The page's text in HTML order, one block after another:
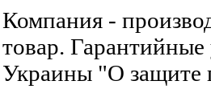
Компания -
товар. Гарантийные
Украины "О защите